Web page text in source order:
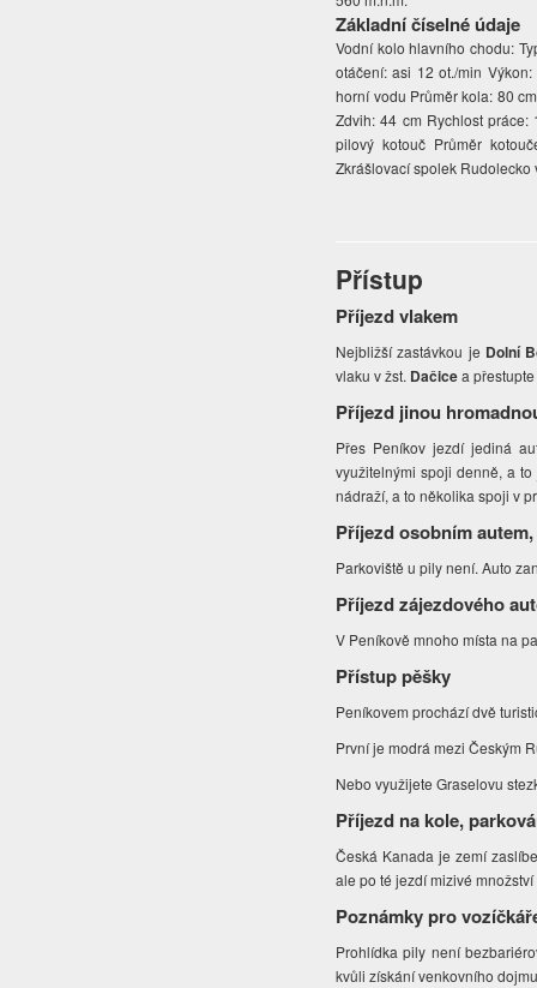
Základní číselné údaje
Vodní kolo hlavního chodu:
otáčení: asi 12 ot./min
horní vodu Průměr kola: 80
Zdvih: 44 cm Rychlost
pilový kotouč Průměr
Zkrášlovací spolek Rudolecko
Přístup
Příjezd vlakem
Nejbližší zastávkou je Dolní
vlaku v žst. Dačicea
Příjezd jinou
Přes Peníkov jezdí jediná
využitelnými spoji denně, a
nádraží, a to několika spoji v
Příjezd osobním
Parkoviště u pily není. Auto
Příjezd zájezdového
V Peníkově mnoho místa na
Přístup pěšky
Peníkovem prochází dvě
První je modrá mezi Českým
Nebo využijete Graselovu
Příjezd na kole,
Česká Kanada je zemí
ale po té jezdí mizivé množství
Poznámky pro
Prohlídka pily není
kvůli získání venkovního